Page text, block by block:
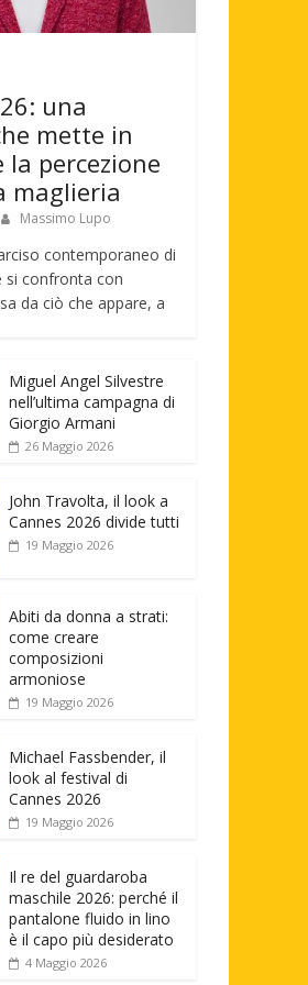
una
mette in
la percezione
maglieria
Massimo Lupo
contemporaneo di
si confronta con
da ciò che appare, a
Miguel Angel Silvestre
nell’ultima campagna di
Giorgio Armani
26 Maggio 2026
John Travolta, il look a
Cannes 2026 divide tutti
19 Maggio 2026
Abiti da donna a strati:
come creare
composizioni
armoniose
19 Maggio 2026
Michael Fassbender, il
look al festival di
Cannes 2026
19 Maggio 2026
Il re del guardaroba
maschile 2026: perché il
pantalone fluido in lino
è il capo più desiderato
4 Maggio 2026